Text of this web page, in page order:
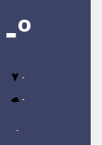
-º
-
-
-